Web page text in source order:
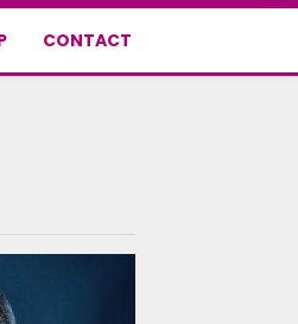
CONTACT